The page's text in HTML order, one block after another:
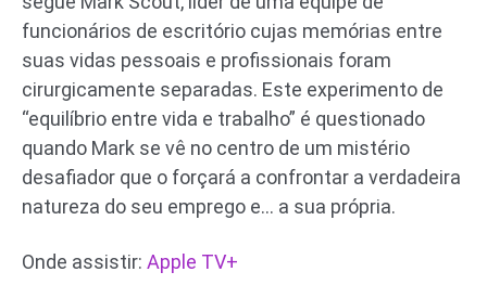
funcionários de escritório cujas memórias entre
suas vidas pessoais e profissionais foram
cirurgicamente separadas. Este experimento de
“equilíbrio entre vida e trabalho” é questionado
quando Mark se vê no centro de um mistério
desafiador que o forçará a confrontar a verdadeira
natureza do seu emprego e… a sua própria.
Onde assistir: Apple TV+